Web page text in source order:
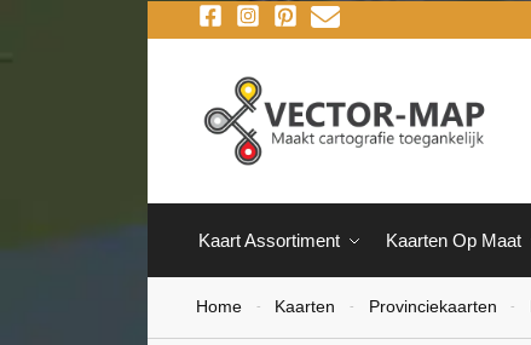
Kaart Assortiment Kaarten Op Maat
Home - Kaarten - Provinciekaarten -